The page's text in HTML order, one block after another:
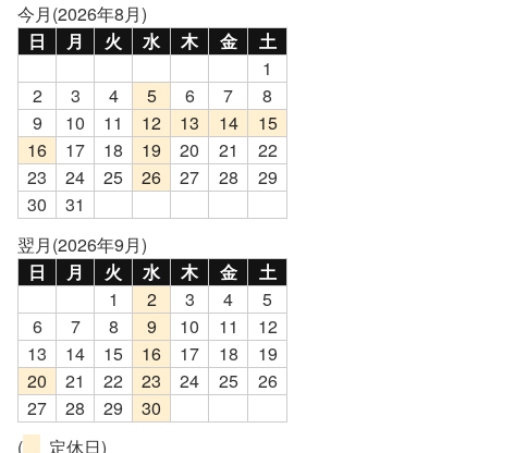
今月(2026年8月)
日
月 火 水 木 金
土
1
2
3 4 5 6 7
8
9
10 11 12 13 14
15
16
17 18 19 20 21
22
23
24 25 26 27 28
29
30
31
翌月(2026年9月)
日
月 火 水 木 金
土
1
2 3 4
5
6
7 8 9 10 11
12
13
14 15 16 17 18
19
20
21 22 23 24 25
26
27
28 29
30
(
定休日)